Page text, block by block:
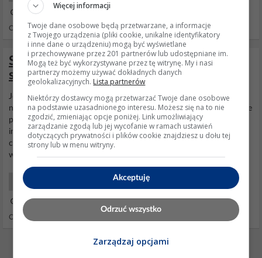
11 Kwi 2025 15:01
Odpowiedzi: 13 Wyświetleń: 543
Spawarka Samoróbka - Dławik do
spawarki na tyrystorach
Jedna faza + "dobry"migomat w wykonaniu transformatorowym =
nieporozumienie. Im bardziej dasz sztywne trafo tym większy będzie
problem zwybijaniembezpieczników. W tej konfiguracji "konflikt
interesów" występuje nie tylko na tej płaszczyźnie. Aby zapewnić
ciągłość łuku dławik też musi być pokaźnych rozmiarów, bo po
wyprostowaniu pulsacja napięcia posiada...
Elektro Spawarki i Prostowniki
10 Sie 2020 01:24
Odpowiedzi: 44 Wyświetleń: 9192
REKLAMA
Więcej informacji
Twoje dane osobowe będą przetwarzane, a informacje
z Twojego urządzenia (pliki cookie, unikalne identyfikatory
i inne dane o urządzeniu) mogą być wyświetlane
i przechowywane przez 201 partnerów lub udostępniane im.
Mogą też być wykorzystywane przez tę witrynę. My i nasi
partnerzy możemy używać dokładnych danych
geolokalizacyjnych. Lista partnerów
Niektórzy dostawcy mogą przetwarzać Twoje dane osobowe
na podstawie uzasadnionego interesu. Możesz się na to nie
zgodzić, zmieniając opcje poniżej. Link umożliwiający
zarządzanie zgodą lub jej wycofanie w ramach ustawień
dotyczących prywatności i plików cookie znajdziesz u dołu tej
strony lub w menu witryny.
Akceptuję
Odrzuć wszystko
Zarządzaj opcjami